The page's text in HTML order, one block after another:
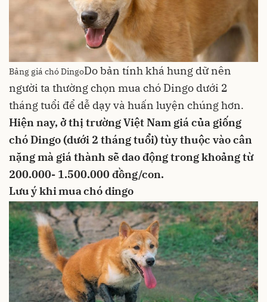
Bảng giá chó DingoDo bản tính khá hung dữ nên
người ta thường chọn mua chó Dingo dưới 2
tháng tuổi để dễ dạy và huấn luyện chúng hơn.
Hiện nay, ở thị trường Việt Nam giá của giống
chó Dingo (dưới 2 tháng tuổi) tùy thuộc vào cân
nặng mà giá thành sẽ dao động trong khoảng từ
200.000- 1.500.000 đồng/con.
Lưu ý khi mua chó dingo